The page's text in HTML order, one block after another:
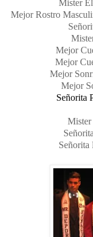
Mister
Mejor Rostro
Mejor
Mejor
Mejor
Mejor
Señorita
Mister
Señorita